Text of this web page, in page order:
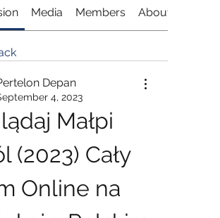
Media Members About
Depan
4, 2023
Małpi
(2023) Cały
Online na